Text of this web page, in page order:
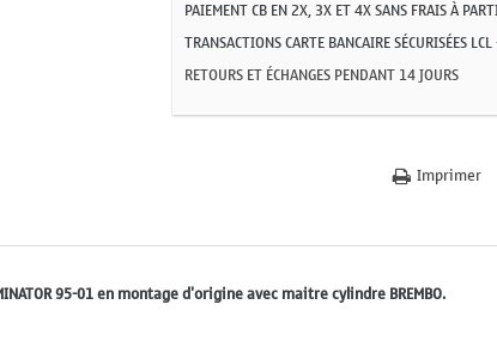
PAIEMENT CB EN 2X, 3X ET 4X SANS FRAIS À
TRANSACTIONS CARTE BANCAIRE SÉCURISÉES
RETOURS ET ÉCHANGES PENDANT 14 JOURS
Imprimer
95-01 en montage d'origine avec maitre cylindre BREMBO.